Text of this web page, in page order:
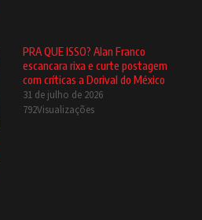
PRA QUE ISSO? Alan Franco
escancara rixa e curte postagem
com críticas a Dorival do México
31 de julho de 2026
792Visualizações